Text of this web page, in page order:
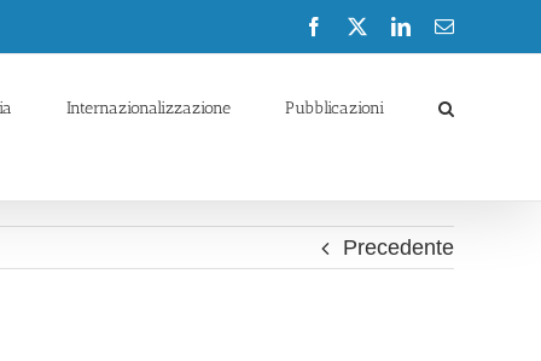
Facebook LinkedInEmail
Internazionalizzazione Pubblicazioni
Precedente